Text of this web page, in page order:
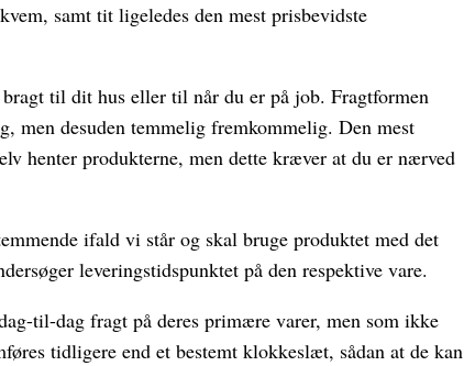
samt tit ligeledes den mest prisbevidste
til dit hus eller til når du er på job. Fragtformen
men desuden temmelig fremkommelig. Den mest
henter produkterne, men dette kræver at du er nærved
ifald vi står og skal bruge produktet med det
leveringstidspunktet på den respektive vare.
til-dag fragt på deres primære varer, men som ikke
tidligere end et bestemt klokkeslæt, sådan at de kan